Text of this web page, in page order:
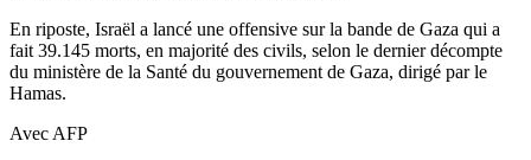
En riposte, Israël a lancé une offensive sur la bande de Gaza qui a
fait 39.145 morts, en majorité des civils, selon le dernier décompte
du ministère de la Santé du gouvernement de Gaza, dirigé par le
Hamas.
Avec AFP